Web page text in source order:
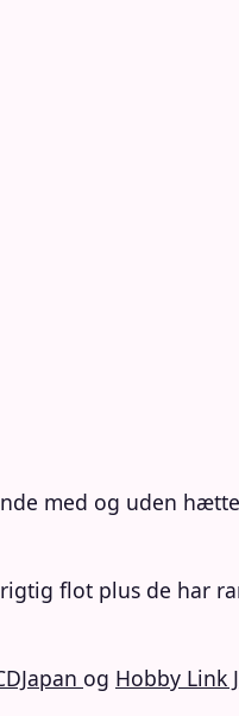
med og uden
flot plus de har
og Hobby Link